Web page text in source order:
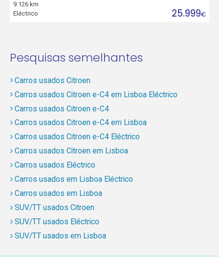
9.126 km
Eléctrico
25.999€
Pesquisas semelhantes
Carros usados Citroen
Carros usados Citroen e-C4 em Lisboa Eléctrico
Carros usados Citroen e-C4
Carros usados Citroen e-C4 em Lisboa
Carros usados Citroen e-C4 Eléctrico
Carros usados Citroen em Lisboa
Carros usados Eléctrico
Carros usados em Lisboa Eléctrico
Carros usados em Lisboa
SUV/TT usados Citroen
SUV/TT usados Eléctrico
SUV/TT usados em Lisboa